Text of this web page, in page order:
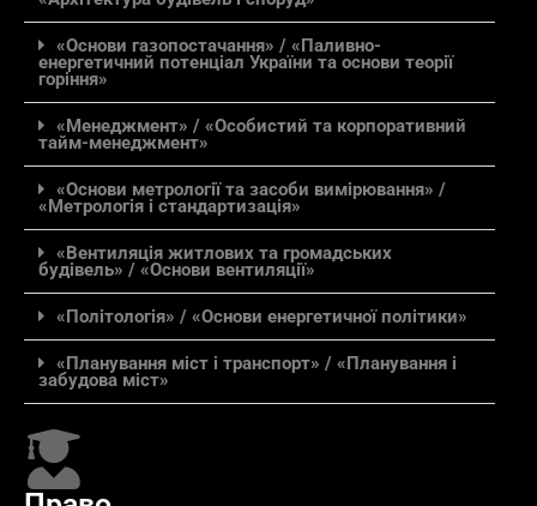
«Основи газопостачання» / «Паливно-
енергетичний потенціал України та основи теорії
горіння»
«Менеджмент» / «Особистий та корпоративний
тайм-менеджмент»
«Основи метрології та засоби вимірювання» /
«Метрологія і стандартизація»
«Вентиляція житлових та громадських
будівель» / «Основи вентиляції»
«Політологія» / «Основи енергетичної політики»
«Планування міст і транспорт» / «Планування і
забудова міст»